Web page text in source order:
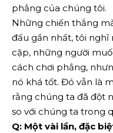
phẳng của chúng tôi.
Những chiến thắng
đấu gần nhất, tôi nghĩ
cặp, những người
cách chơi phẳng,
nó khá tốt. Đó vẫn là
rằng chúng ta đã đột
so với chúng ta trong
Q: Một vài lần, đặc